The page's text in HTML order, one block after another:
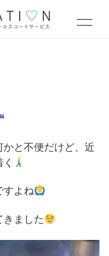
と不便だけど、近
すよね
ました